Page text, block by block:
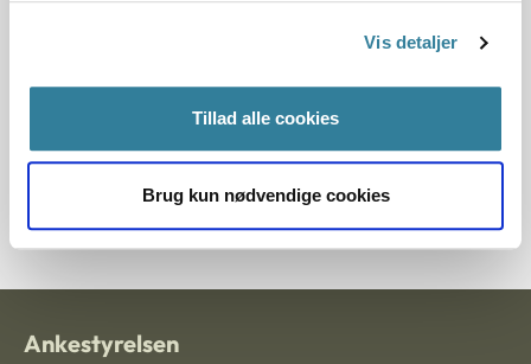
Vis detaljer
Tillad alle cookies
Brug kun nødvendige cookies
Principmeddelelser
Søg efter principmeddelelser
Ankestyrelsen